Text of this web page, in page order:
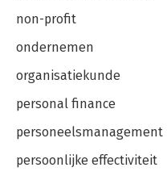
non-profit
ondernemen
organisatiekunde
personal finance
personeelsmanagement
persoonlijke effectiviteit